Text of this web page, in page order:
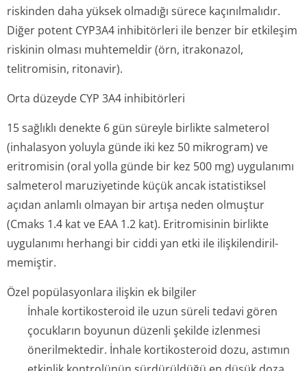
riskinden daha yüksek olmadığı sürece kaçınılmalıdır.
Diğer potent CYP3A4 inhibitörleri ile benzer bir etkileşim
riskinin olması muhtemeldir (örn, itrakonazol,
telitromisin, ritonavir).
Orta düzeyde CYP 3A4 inhibitörleri
15 sağlıklı denekte 6 gün süreyle birlikte salmeterol
(inhalasyon yoluyla günde iki kez 50 mikrogram) ve
eritromisin (oral yolla günde bir kez 500 mg) uygulanımı
salmeterol maruziyetinde küçük ancak istatistiksel
açıdan anlamlı olmayan bir artışa neden olmuştur
(Cmaks 1.4 kat ve EAA 1.2 kat). Eritromisinin birlikte
uygulanımı herhangi bir ciddi yan etki ile ilişkilendiril­
memiştir.
Özel popülasyonlara ilişkin ek bilgiler
İnhale kortikosteroid ile uzun süreli tedavi gören
çocukların boyunun düzenli şekilde izlenmesi
önerilmektedir. İnhale kortikosteroid dozu, astımın